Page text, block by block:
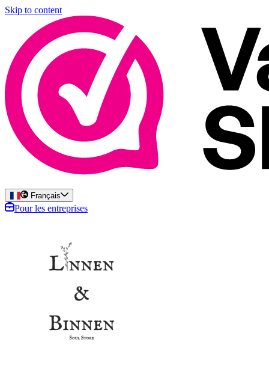
Skip to content
Français
Pour les entreprises